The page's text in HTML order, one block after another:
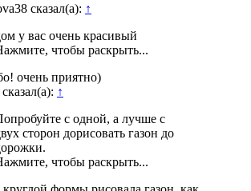
сказал(а): ↑
у вас очень красивый
чтобы раскрыть...
очень приятно)
↑
с одной, а лучше с
сторон дорисовать газон до
чтобы раскрыть...